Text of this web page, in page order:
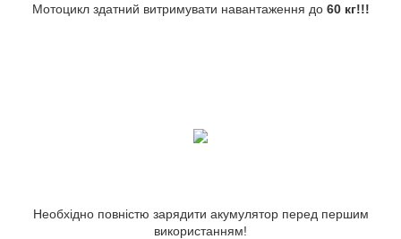
Мотоцикл здатний витримувати навантаження до 60 кг!!!
Необхідно повністю зарядити акумулятор перед першим
використанням!